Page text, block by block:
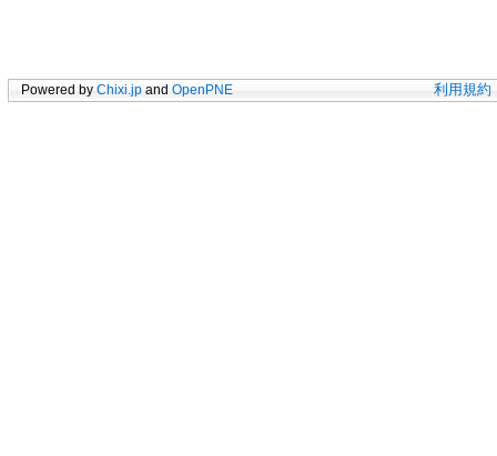
Powered by Chixi.jp and OpenPNE 利用規約